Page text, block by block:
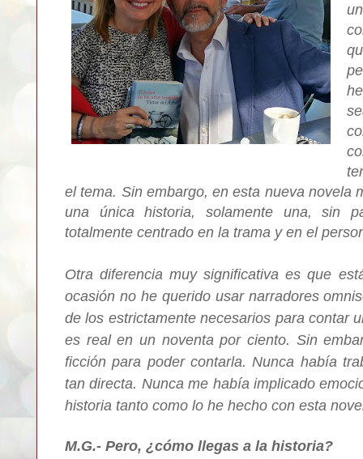
el tema. Sin embargo, en esta nueva novela
una única historia, solamente una, sin
totalmente centrado en la trama y en el
Otra diferencia muy significativa es que
ocasión no he querido usar narradores
de los estrictamente necesarios para contar
es real en un noventa por ciento. Sin
ficción para poder contarla.Nunca había
tan directa. Nunca me había implicado
historia tanto como lo he hecho con esta
M.G.- Pero, ¿cómo llegas a la historia?